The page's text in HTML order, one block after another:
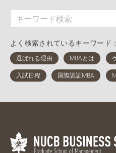
よく検索されているキーワード：